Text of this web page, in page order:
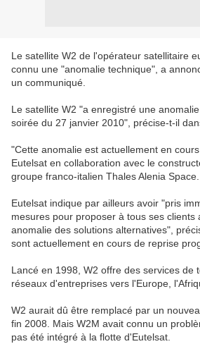
Le satellite W2 de l'opérateur satellitaire
connu une "anomalie technique", a
un communiqué.
Le satellite W2 "a enregistré une
soirée du 27 janvier 2010", précise-t-il
"Cette anomalie est actuellement en
Eutelsat en collaboration avec le
groupe franco-italien Thales Alenia Space.
Eutelsat indique par ailleurs avoir "pris
mesures pour proposer à tous ses clients
anomalie des solutions alternatives",
sont actuellement en cours de reprise
Lancé en 1998, W2 offre des services de
réseaux d'entreprises vers l'Europe,
W2 aurait dû être remplacé par un
fin 2008. Mais W2M avait connu un
pas été intégré à la flotte d'Eutelsat.